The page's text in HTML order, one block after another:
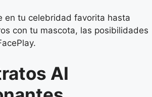
en tu celebridad favorita hasta
con tu mascota, las posibilidades
AI